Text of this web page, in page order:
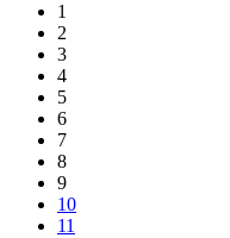
1
2
3
4
5
6
7
8
9
10
11